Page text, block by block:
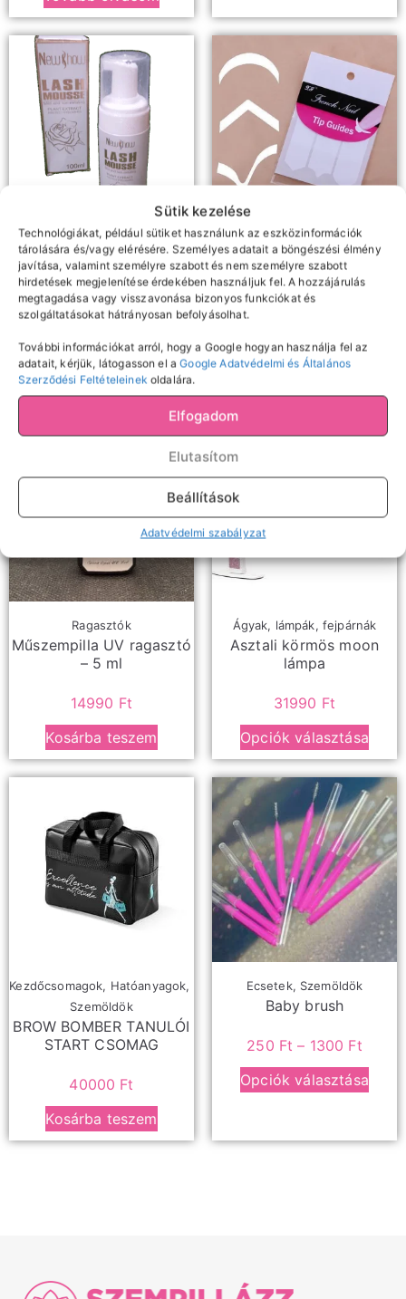
Sütik kezelése
Technológiákat, például sütiket használunk az eszközinformációk
tárolására és/vagy elérésére. Személyes adatait a böngészési élmény
javítása, valamint személyre szabott és nem személyre szabott
hirdetések megjelenítése érdekében használjuk fel. A hozzájárulás
megtagadása vagy visszavonása bizonyos funkciókat és
szolgáltatásokat hátrányosan befolyásolhat.
További információkat arról, hogy a Google hogyan használja fel az
adatait, kérjük, látogasson el aGoogle Adatvédelmi és Általános
Szerződési Feltételeinek oldalára.
Elfogadom
Elutasítom
Beállítások
Adatvédelmi szabályzat
Samponok, előkezelők,
oldószerek
Newshow szempilla
sampon
2490Ft
Kosárba teszem
Díszítés
Francia műköröm sablon
150Ft
Kosárba teszem
Ragasztók
Műszempilla UV ragasztó
– 5 ml
14990 Ft
Kosárba teszem
Ágyak, lámpák, fejpárnák
Asztali körmös moon
lámpa
31990 Ft
Opciók választása
Kezdőcsomagok, Hatóanyagok,
Szemöldök
BROW BOMBER TANULÓI
START CSOMAG
40000 Ft
Kosárba teszem
Ecsetek, Szemöldök
Baby brush
250 Ft – 1300 Ft
Opciók választása